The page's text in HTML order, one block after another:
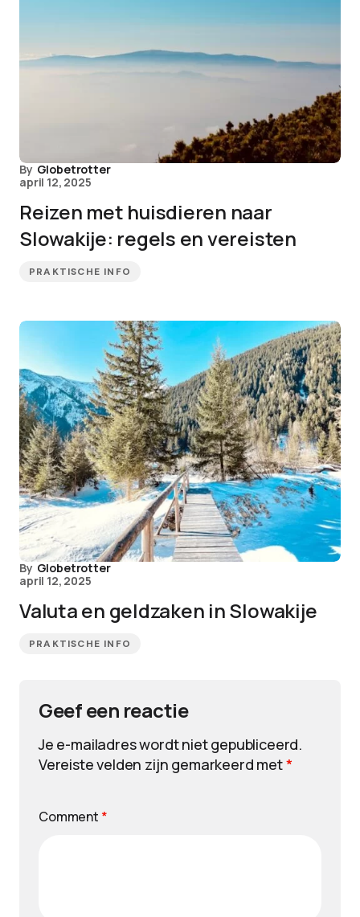
By Globetrotter
april 12, 2025
Reizen met huisdieren naar
Slowakije: regels en vereisten
PRAKTISCHE INFO
By Globetrotter
april 12, 2025
Valuta en geldzaken in Slowakije
PRAKTISCHE INFO
Geef een reactie
Je e-mailadres wordt niet gepubliceerd.
Vereiste velden zijn gemarkeerd met*
Comment *